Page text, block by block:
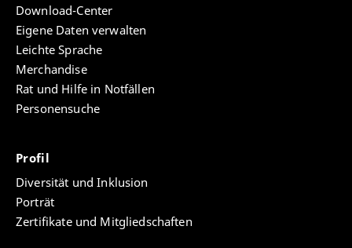
Download-Center
Eigene Daten verwalten
Leichte Sprache
Merchandise
Rat und Hilfe in Notfällen
Personensuche
Profil
Diversität und Inklusion
Porträt
Zertifikate und Mitgliedschaften